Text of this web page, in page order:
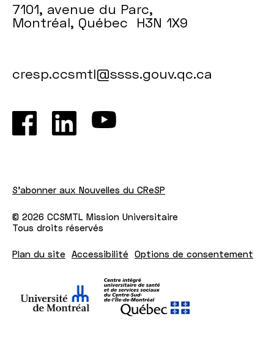
7101, avenue du Parc,
Montréal, Québec H3N 1X9
cresp.ccsmtl@ssss.gouv.qc.ca
© 2026 CCSMTL Mission Universitaire
Tous droits réservés
Plan du site Accessibilité Options de consentement
S'abonner aux Nouvelles du CReSP